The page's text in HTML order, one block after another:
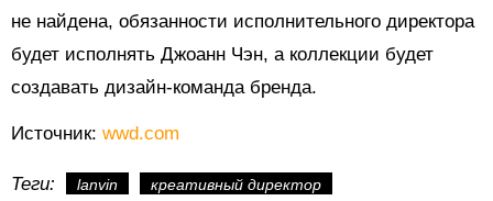
не найдена, обязанности исполнительного директора
будет исполнять Джоанн Чэн, а коллекции будет
создавать дизайн-команда бренда.
Источник: wwd.com
Теги: lanvin креативный директор